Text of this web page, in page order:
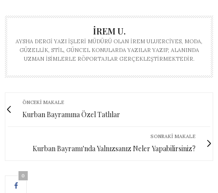
İREM U.
AYSHA DERGI YAZI İŞLERI MÜDÜRÜ OLAN İREM ULUERCIYES, MODA,
GÜZELLIK, STIL, GÜNCEL KONULARDA YAZILAR YAZIP, ALANINDA
UZMAN ISIMLERLE RÖPORTAJLAR GERÇEKLEŞTIRMEKTEDIR.
ÖNCEKI MAKALE
Kurban Bayramına Özel Tatlılar
SONRAKI MAKALE
Kurban Bayramı'nda Yalnızsanız Neler Yapabilirsiniz?
0